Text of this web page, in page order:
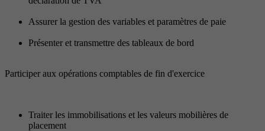
Assurer la gestion des variables et paramètres de paie
Présenter et transmettre des tableaux de bord
Participer aux opérations comptables de fin d'exercice
Traiter les immobilisations et les valeurs mobilières de
placement